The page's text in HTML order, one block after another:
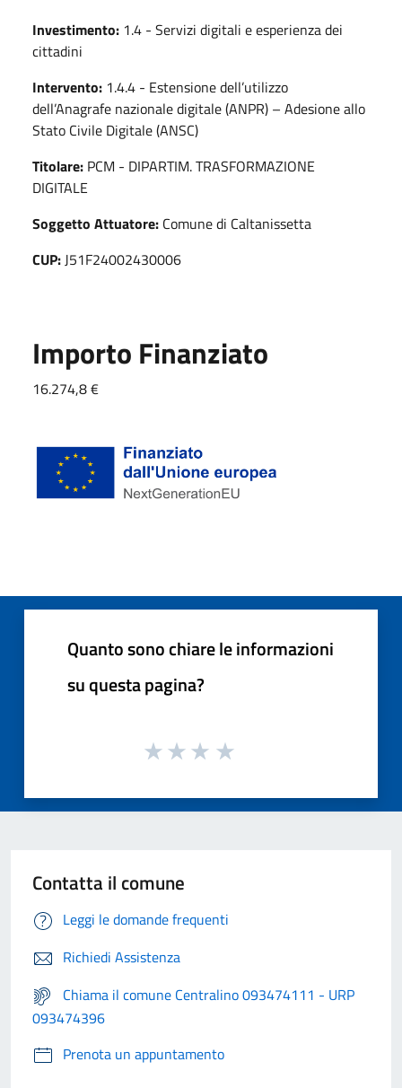
Investimento: 1.4 - Servizi digitali e esperienza dei
cittadini
Intervento: 1.4.4 - Estensione dell’utilizzo
dell’Anagrafe nazionale digitale (ANPR) – Adesione allo
Stato Civile Digitale (ANSC)
Titolare: PCM - DIPARTIM. TRASFORMAZIONE
DIGITALE
Soggetto Attuatore: Comune di Caltanissetta
CUP: J51F24002430006
Importo Finanziato
16.274,8 €
Quanto sono chiare le informazioni
su questa pagina?
Contatta il comune
Leggi le domande frequenti
Richiedi Assistenza
Chiama il comune Centralino 093474111 - URP
093474396
Prenota un appuntamento